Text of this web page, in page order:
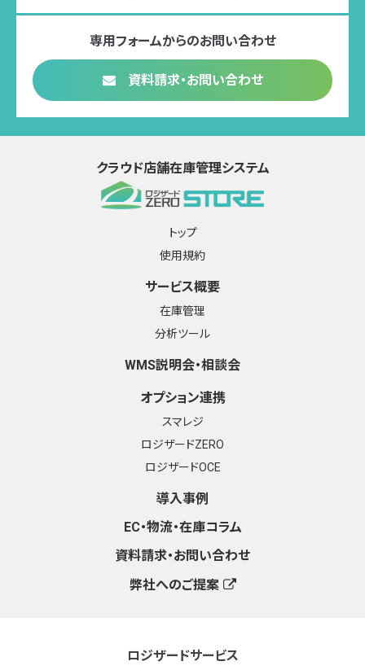
専用フォームからのお問い合わせ
資料請求・お問い合わせ
クラウド店舗在庫管理システム
トップ
使用規約
サービス概要
在庫管理
分析ツール
WMS説明会・相談会
オプション連携
スマレジ
ロジザードZERO
ロジザードOCE
導入事例
EC・物流・在庫コラム
資料請求・お問い合わせ
弊社へのご提案
ロジザードサービス